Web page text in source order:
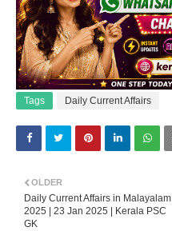
Tags Daily Current Affairs
OLDER
Daily Current Affairs in Malayalam
2025 | 23 Jan 2025 | Kerala PSC
GK